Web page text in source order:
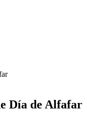
Día de Alfafar